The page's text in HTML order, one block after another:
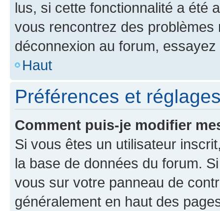
lus, si cette fonctionnalité a été
vous rencontrez des
déconnexion au forum,
Haut
Préférences et
Comment puis-je modifier
Si vous êtes un utilisateur
la base de données du forum.
vous sur votre panneau de
généralement en haut des